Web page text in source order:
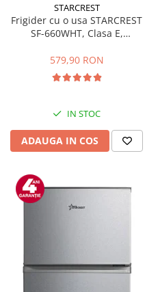
STARCREST
Frigider cu o usa STARCREST
SF-660WHT, Clasa E,
579,90 RON
IN STOC
ADAUGA IN COS